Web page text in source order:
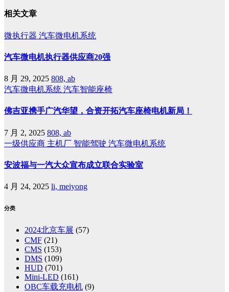
相关文章
微执行器 汽车微电机系统
汽车微电机执行器供应商20强
8 月 29, 2025 808, ab
汽车微电机系统 汽车智能座椅
佛吉亚携手广汽华望，合资开拓汽车座椅电机新局！
7 月 2, 2025 808, ab
一级供应商 主机厂 智能驾驶 汽车微电机系统
安波福与一汽大众宣布成立联合实验室
4 月 24, 2025 li, meiyong
分类
2024北京车展 (57)
CMF (21)
CMS (153)
DMS (109)
HUD (701)
Mini-LED (161)
OBC车载充电机 (9)